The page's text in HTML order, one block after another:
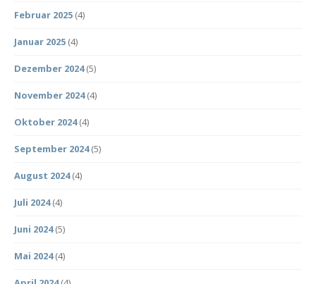
Februar 2025 (4)
Januar 2025 (4)
Dezember 2024(5)
November 2024(4)
Oktober 2024(4)
September 2024(5)
August 2024(4)
Juli 2024(4)
Juni 2024(5)
Mai 2024(4)